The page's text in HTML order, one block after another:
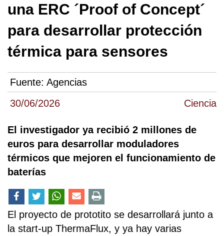
30/06/2026 Ciencia
una ERC ´Proof of Concept´
para desarrollar protección
térmica para sensores
Fuente: Agencias
El investigador ya recibió 2 millones de
euros para desarrollar moduladores
térmicos que mejoren el funcionamiento de
baterías
El proyecto de prototito se desarrollará junto a
la start-up ThermaFlux, y ya hay varias